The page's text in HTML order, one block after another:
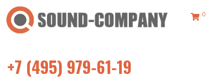
0
+7 (495) 979-61-19